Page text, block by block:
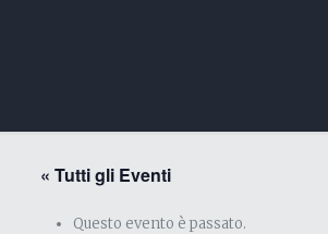
« Tutti gli Eventi
Questo evento è passato.